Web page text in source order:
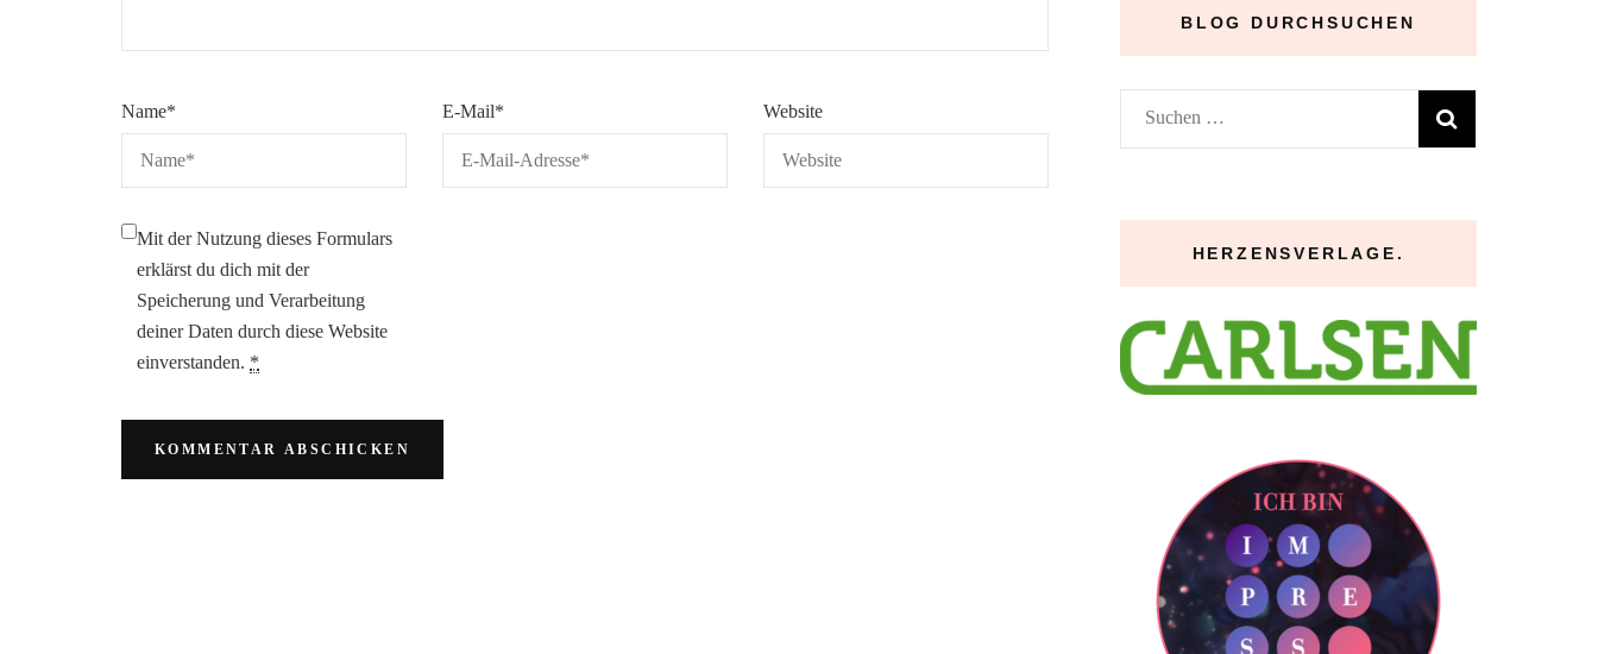
Name* E-Mail* Website
Mit der Nutzung dieses Formulars
erklärst du dich mit der
Speicherung und Verarbeitung
deiner Daten durch diese Website
einverstanden. *
BLOG DURCHSUCHEN
Suchen
nach:
HERZENSVERLAGE.